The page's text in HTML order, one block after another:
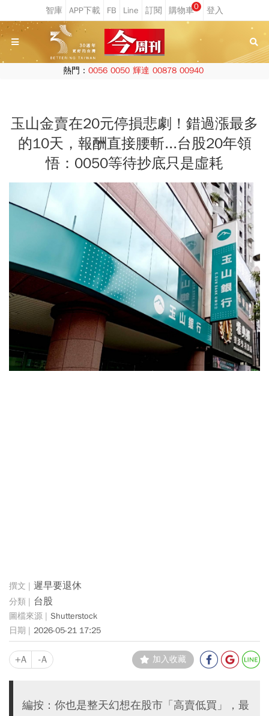
0
熱門： 0056 0050 輝達 00878 00940
玉山金賣在20元停損悲劇！錯過漲最多
的10天，報酬直接腰斬...台股20年領
悟：0050等待抄底只是虛耗
遲早要退休
台股
Shutterstock
2026-05-21 17:25
+A -A 加入收藏
編按：你也是整天幻想在股市「高賣低買」，最